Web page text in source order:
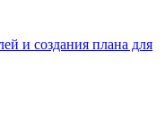
и создания плана для